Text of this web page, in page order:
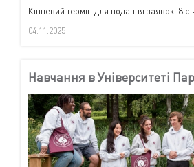
Кінцевий термін для подання заявок: 8
04.11.2025
Навчання в Університеті